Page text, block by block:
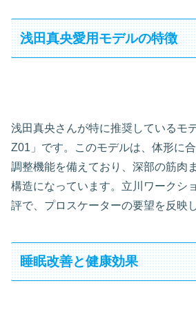
浅田真央愛用モデルの特徴
浅田真央さんが特に推奨しているモ
Z01」です。このモデルは、体形に
調整機能を備えており、深部の筋肉
構造になっています。立川ワークシ
評で、プロスケーターの要望を反映
睡眠改善と健康効果